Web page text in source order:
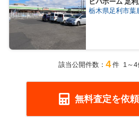
栃木県足利市葉
該当公開件数： 4件 1～4
無料査定を依